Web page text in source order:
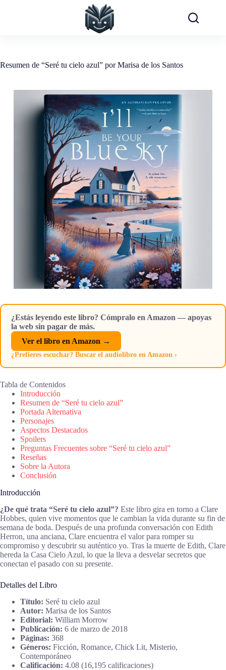
Resumen de “Seré tu cielo azul” por Marisa de los Santos
¿Estás leyendo este libro? Cómpralo en Amazon — apoyas
la web sin pagar de más.
Ver el libro en Amazon →
¿Prefieres escuchar? Buscar el audiolibro en Amazon ›
Tabla de Contenidos
Introducción
Resumen de “Seré tu cielo azul”
Portada Alternativa
Personajes
Aspectos Destacados
Spoilers
Preguntas Frecuentes sobre “Seré tu cielo azul”
Reseñas
Sobre la Autora
Conclusión
Introducción
¿De qué trata “Seré tu cielo azul”? Este libro gira en torno a Clare
Hobbes, quien vive momentos que le cambian la vida durante su fin de
semana de boda. Después de una profunda conversación con Edith
Herron, una anciana, Clare encuentra el valor para romper su
compromiso y descubrir su auténtico yo. Tras la muerte de Edith, Clare
hereda la Casa Cielo Azul, lo que la lleva a desvelar secretos que
conectan el pasado con su presente.
Detalles del Libro
Título: Seré tu cielo azul
Autor: Marisa de los Santos
Editorial: William Morrow
Publicación: 6 de marzo de 2018
Páginas: 368
Géneros: Ficción, Romance, Chick Lit, Misterio,
Contemporáneo
Calificación: 4.08 (16,195 calificaciones)